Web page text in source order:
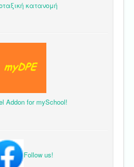
κατανομή
Addon for mySchool!
Follow us!